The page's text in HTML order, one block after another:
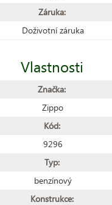
Záruka:
Doživotní záruka
Vlastnosti
Značka:
Zippo
Kód:
9296
Typ:
benzínový
Konstrukce: